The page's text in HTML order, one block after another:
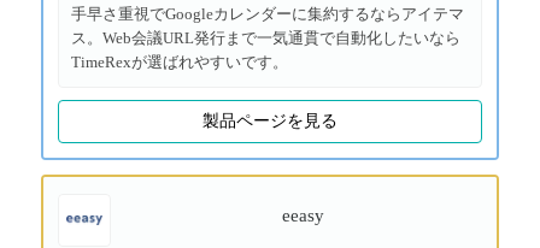
手早さ重視でGoogleカレンダーに集約するならアイテマ
ス。Web会議URL発行まで一気通貫で自動化したいなら
TimeRexが選ばれやすいです。
製品ページを見る
eeasy